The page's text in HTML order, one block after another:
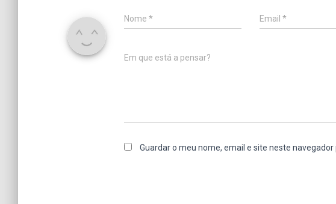
Nome * Email*
Em que está a pensar?
Guardar o meu nome, email e site neste